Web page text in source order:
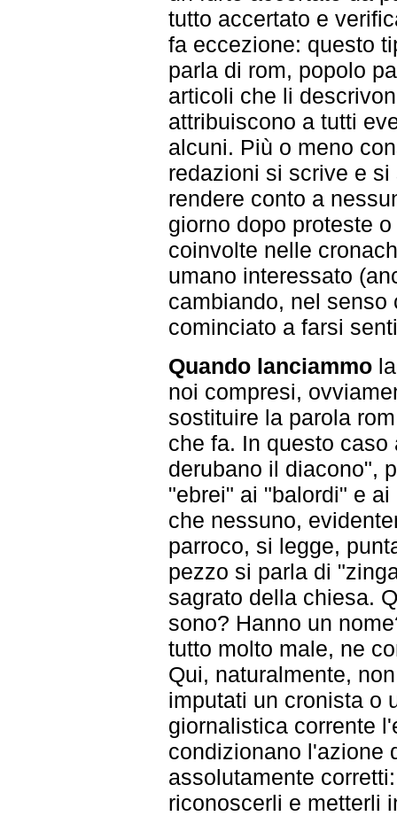
tutto accertato e
fa eccezione: questo
parla di rom, popolo
articoli che li
attribuiscono a tutti
alcuni. Più o meno
redazioni si scrive e
rendere conto a
giorno dopo proteste
coinvolte nelle
umano interessato
cambiando, nel
cominciato a farsi
Quando lanciammo
noi compresi,
sostituire la parola
che fa. In questo
derubano il diacono",
"ebrei" ai "balordi" e
che nessuno,
parroco, si legge,
pezzo si parla di
sagrato della chiesa.
sono? Hanno un
tutto molto male, ne
Qui, naturalmente,
imputati un cronista o
giornalistica corrente
condizionano l'azione
assolutamente
riconoscerli e metterli